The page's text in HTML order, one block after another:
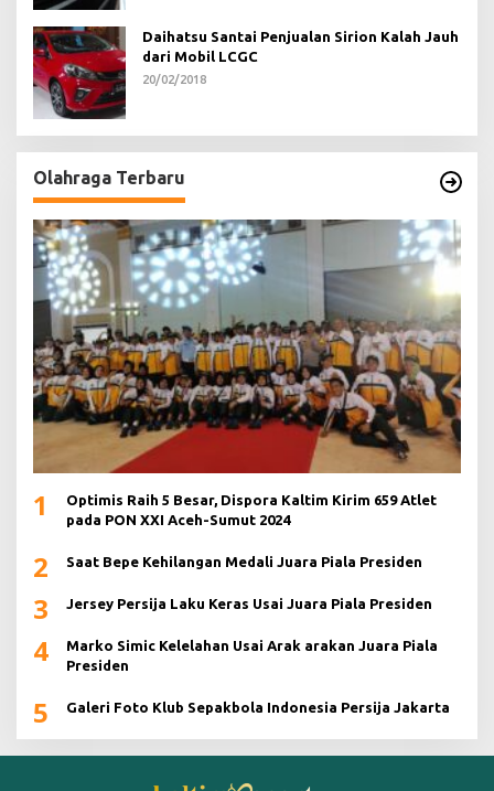
Daihatsu Santai Penjualan Sirion Kalah Jauh
dari Mobil LCGC
20/02/2018
Olahraga Terbaru
1
Optimis Raih 5 Besar, Dispora Kaltim Kirim 659 Atlet
pada PON XXI Aceh-Sumut 2024
2 Saat Bepe Kehilangan Medali Juara Piala Presiden
3 Jersey Persija Laku Keras Usai Juara Piala Presiden
4
Marko Simic Kelelahan Usai Arak arakan Juara Piala
Presiden
5 Galeri Foto Klub Sepakbola Indonesia Persija Jakarta